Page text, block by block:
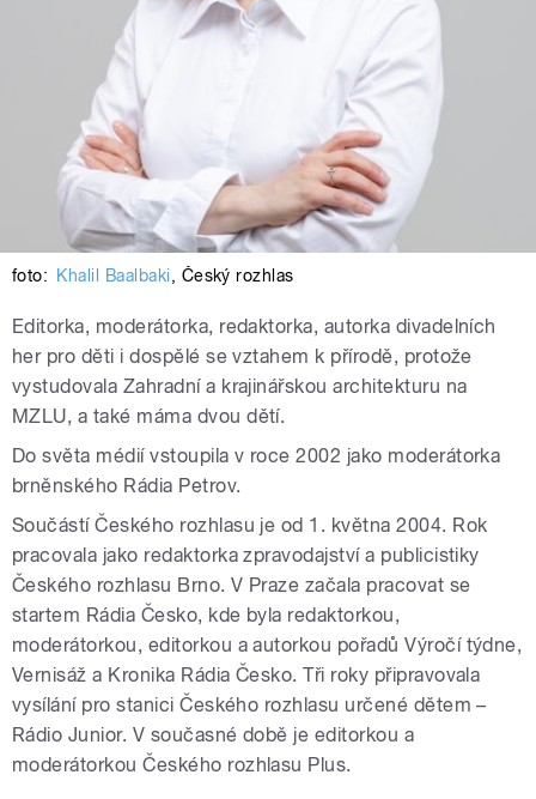
foto: Khalil Baalbaki, Český rozhlas
Editorka, moderátorka, redaktorka, autorka divadelních
her pro děti i dospělé se vztahem k přírodě, protože
vystudovala Zahradní a krajinářskou architekturu na
MZLU, a také máma dvou dětí.
Do světa médií vstoupila v roce 2002 jako moderátorka
brněnského Rádia Petrov.
Součástí Českého rozhlasu je od 1. května 2004. Rok
pracovala jako redaktorka zpravodajství a publicistiky
Českého rozhlasu Brno. V Praze začala pracovat se
startem Rádia Česko, kde byla redaktorkou,
moderátorkou, editorkou a autorkou pořadů Výročí týdne,
Vernisáž a Kronika Rádia Česko. Tři roky připravovala
vysílání pro stanici Českého rozhlasu určené dětem –
Rádio Junior. V současné době je editorkou a
moderátorkou Českého rozhlasu Plus.